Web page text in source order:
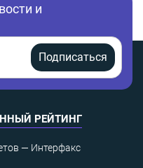
и
Подписаться
РЕЙТИНГ
— Интерфакс